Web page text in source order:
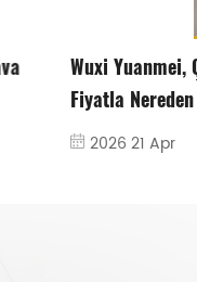
Boru Hattı
Alınacağını